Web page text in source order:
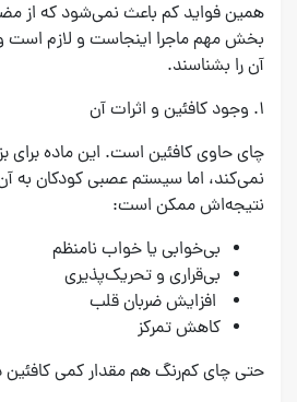
همین فواید کم باعث نمی‌شود که از
بخش مهم ماجرا اینجاست و لازم است
آن را بشناسند.
۱. وجود کافئین و اثرات آن
چای حاوی کافئین است. این ماده برای
نمی‌کند، اما سیستم عصبی کودکان
نتیجه‌اش ممکن است:
بی‌خوابی یا خواب نامنظم
بی‌قراری و تحریک‌پذیری
افزایش ضربان قلب
کاهش تمرکز
حتی چای کم‌رنگ هم مقدار کمی کافئین